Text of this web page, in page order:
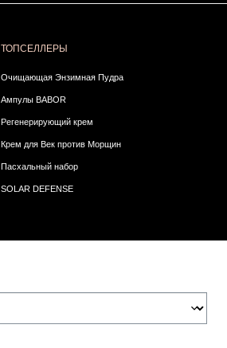
ТОПСЕЛЛЕРЫ
Очищающая Энзимная Пудра
Ампулы BABOR
Регенерирующий крем
Крем для Век против Морщин
Пасхальный набор
SOLAR DEFENSE